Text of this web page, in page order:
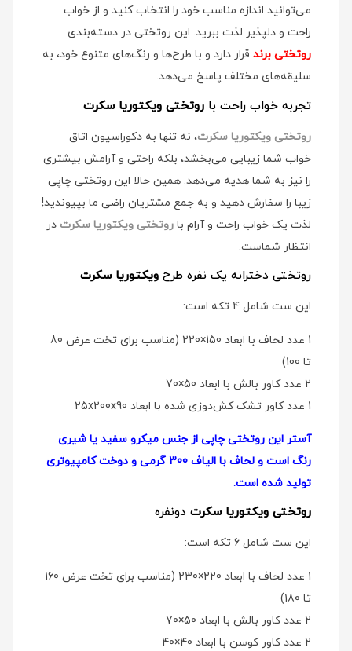
می‌توانید اندازه مناسب خود را انتخاب کنید و از خواب
راحت و دلپذیر لذت ببرید. این روتختی در دسته‌بندی
روتختی برند قرار دارد و با طرح‌ها و رنگ‌های متنوع خود، به
سلیقه‌های مختلف پاسخ می‌دهد.
تجربه خواب راحت با روتختی ویکتوریا سکرت
روتختی ویکتوریا سکرت، نه تنها به دکوراسیون اتاق
خواب شما زیبایی می‌بخشد، بلکه راحتی و آرامش بیشتری
را نیز به شما هدیه می‌دهد. همین حالا این روتختی چاپی
زیبا را سفارش دهید و به جمع مشتریان راضی ما بپیوندید!
لذت یک خواب راحت و آرام با روتختی ویکتوریا سکرت در
انتظار شماست.
روتختی دخترانه یک نفره طرح ویکتوریا سکرت
این ست شامل 4 تکه است:
1 عدد لحاف با ابعاد 150×220 (مناسب برای تخت عرض 80
تا 100)
2 عدد کاور بالش با ابعاد 50×70
1 عدد کاور تشک کش‌دوزی شده با ابعاد 25x200x90
آستر این روتختی چاپی از جنس میکرو سفید یا شیری
رنگ است و لحاف با الیاف 300 گرمی و دوخت کامپیوتری
تولید شده است.
روتختی ویکتوریا سکرت دو‌نفره
این ست شامل 6 تکه است:
1 عدد لحاف با ابعاد 220×230 (مناسب برای تخت عرض 160
تا 180)
2 عدد کاور بالش با ابعاد 50×70
2 عدد کاور کوسن با ابعاد 40×40